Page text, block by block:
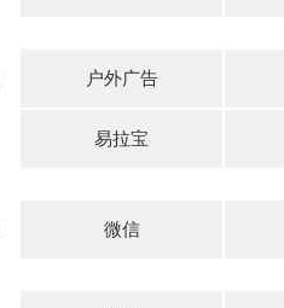
户外广告
易拉宝
微信